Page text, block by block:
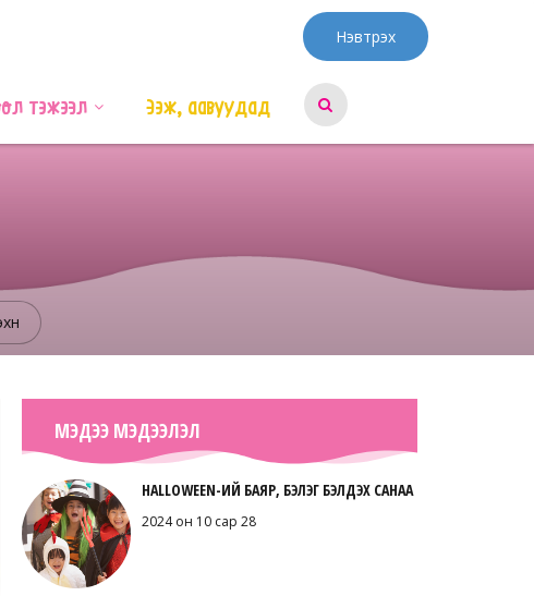
Нэвтрэх
тэжээл Ээж, аавуудад
МЭДЭЭ МЭДЭЭЛЭЛ
HALLOWEEN-ИЙ БАЯР, БЭЛЭГ БЭЛДЭХ САНАА
2024 он 10 сар 28